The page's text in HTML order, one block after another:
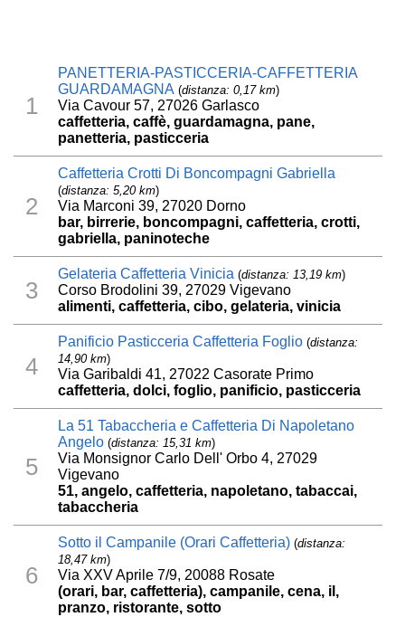
1
PANETTERIA-PASTICCERIA-CAFFETTERIA
GUARDAMAGNA (distanza: 0,17 km)
Via Cavour 57, 27026 Garlasco
caffetteria, caffè, guardamagna, pane,
panetteria, pasticceria
2
Caffetteria Crotti Di Boncompagni Gabriella
(distanza: 5,20 km)
Via Marconi 39, 27020 Dorno
bar, birrerie, boncompagni, caffetteria, crotti,
gabriella, paninoteche
3
Gelateria Caffetteria Vinicia (distanza: 13,19 km)
Corso Brodolini 39, 27029 Vigevano
alimenti, caffetteria, cibo, gelateria, vinicia
4
Panificio Pasticceria Caffetteria Foglio (distanza:
14,90 km)
Via Garibaldi 41, 27022 Casorate Primo
caffetteria, dolci, foglio, panificio, pasticceria
5
La 51 Tabaccheria e Caffetteria Di Napoletano
Angelo (distanza: 15,31 km)
Via Monsignor Carlo Dell' Orbo 4, 27029
Vigevano
51, angelo, caffetteria, napoletano, tabaccai,
tabaccheria
6
Sotto il Campanile (Orari Caffetteria) (distanza:
18,47 km)
Via XXV Aprile 7/9, 20088 Rosate
(orari, bar, caffetteria), campanile, cena, il,
pranzo, ristorante, sotto